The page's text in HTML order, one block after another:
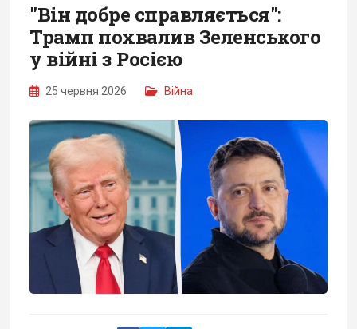
"Він добре справляється":
Трамп похвалив Зеленського
у війні з Росією
25 червня 2026 Війна